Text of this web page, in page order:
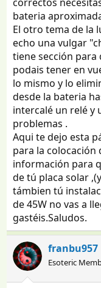
bateria
El otro tema de la
echo una vulgar
tiene sección
podais tener en
lo mismo y lo
desde la bateria
intercalé un relé y
problemas .
Aqui te dejo esta
para la colocación
información para
de tú placa solar
támbien tú
de 45W no vas a
gastéis.Saludos.
franbu957
Esoteric